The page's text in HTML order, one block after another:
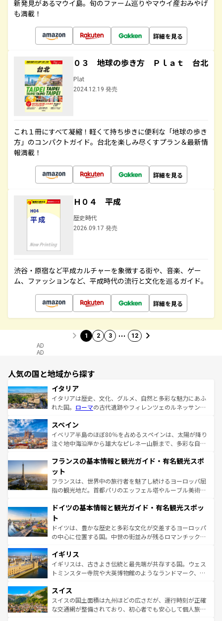
新発見があるマウイ島。旬のファーム巡りやマウイ産おみやげ
も満載！
詳細を見る
０３ 地球の歩き方 Ｐｌａｔ 台北
Plat
2024.12.19 発売
これ１冊にすべて凝縮！軽くて持ち歩きに便利な「地球の歩き
方」のコンパクトガイド。台北を楽しみ尽くすプラン＆最新情
報満載！
詳細を見る
Ｈ０４ 平成
歴史時代
2026.09.17 発売
渋谷・原宿など平成カルチャーを象徴する街や、音楽、ゲー
ム、ファッションなど、平成時代の流行と文化を巡るガイド。
詳細を見る
1 2 3 … 12
AD
AD
人気の国と地域から探す
イタリア
イタリアは歴史、文化、グルメ、自然と多彩な魅力にあふ
れた国。 ローマの古代遺跡やフィレンツェのルネッサンス
ろん、トスカーナの美しい田園風景やアマルフィ海岸の絶
景など、自然景観も見逃せない。観光の合間には、本場の
ピザやパスタなど、絶品のイタリア料理を堪能することも
ませてくれるイタリアで、忘れられない旅をしてみよう！
なお、新着のイタリア情報は
しい。
スペイン
イベリア半島のほぼ80％を占めるスペインは、太陽が降り
注ぐ地中海沿岸から雄大なピレネー山脈まで、多彩な自然
文化が根付くこの国では、情熱的なフラメンコ、熱気あふ
れる闘牛、そして美味しいタパスが生活の一部となってい
る。首都マドリードの洗練された雰囲気や、バルセロナの
アートに溢れた街角から、地方では古代ローマ遺跡や中世
せる。地方によって風土や気候が異なるスペインはその個
ンテンツ一覧 を参照してほしい。
フランスの基本情報と観光ガイド・有名観光スポ
ット
フランスは、世界中の旅行者を魅了し続けるヨーロッパ屈
指の観光地だ。首都パリのエッフェル塔やルーブル美術館
で、幅広い魅力が詰まっている。華麗な宮殿、歴史的な大
聖堂、美しいビーチ、そして豊かな自然が、訪れる者を心
から魅了する。また、フランスは美食の国としても知ら
れ、フランス料理はユネスコ無形文化遺産にも登録されて
香り高いラベンダー畑など、多彩な楽しみ方が可能だ。さ
らに、パリ以外の地域にも魅力が溢れており、どの街角に
も豊かな歴史と文化が息づいている。パリ以外の個性あふ
を参照してほしい。
ドイツの基本情報と観光ガイド・有名観光スポッ
ト
ドイツは、豊かな歴史と多彩な文化が交差するヨーロッパ
の中心に位置する国。中世の街並みが残るロマンチック街
顔を持つこの国は、どこを歩いても飽きることがない。ベ
ルリンの文化的活気、バイエルン州のアルプスの絶景、そ
してライン川沿いのワイン畑といった風景は必見。ビール
は、お酒好きな人にはぜひ体験してほしい。 なお、新着の
ドイツ情報はコンテンツ一覧を参照してほしい。
イギリス
イギリスは、古きよき伝統と最先端が共存する国。ウェス
トミンスター寺院や大英博物館のようなランドマーク、歴
リアごとに異なる魅力がある。また、優雅なアフタヌーン
ティー、ビール好きにはたまらない英国パブ、サッカー観
戦など、本場だからこそできる体験も豊富。イギリスを旅
スイス
スイスの国土面積は九州ほどの広さだが、運行時刻が正確
な交通網が整備されており、初心者でも安心して個人旅行